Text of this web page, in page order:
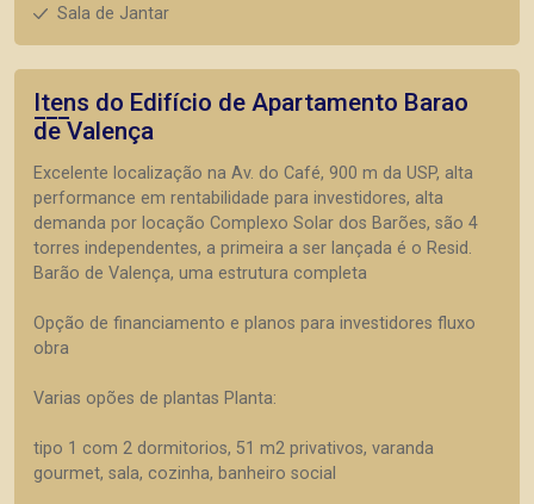
Sala de Jantar
Itens do Edifício de Apartamento Barao
de Valença
Excelente localização na Av. do Café, 900 m da USP, alta
performance em rentabilidade para investidores, alta
demanda por locação Complexo Solar dos Barões, são 4
torres independentes, a primeira a ser lançada é o Resid.
Barão de Valença, uma estrutura completa
Opção de financiamento e planos para investidores fluxo
obra
Varias opões de plantas Planta:
tipo 1 com 2 dormitorios, 51 m2 privativos, varanda
gourmet, sala, cozinha, banheiro social